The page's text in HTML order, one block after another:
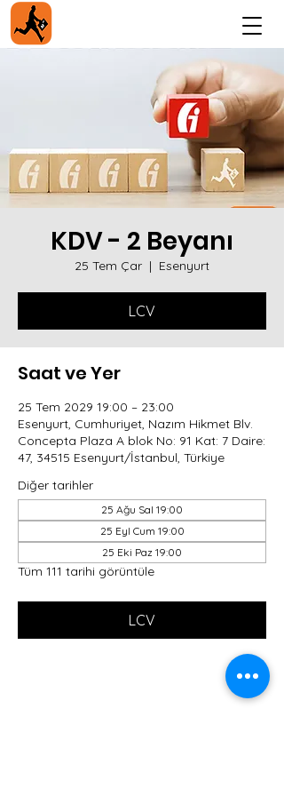
KDV - 2 Beyanı
25 Tem Çar
  |
Esenyurt
LCV
Saat ve Yer
25 Tem 2029 19:00 – 23:00
Esenyurt, Cumhuriyet, Nazım Hikmet Blv.
Concepta Plaza A blok No: 91 Kat: 7 Daire:
47, 34515 Esenyurt/İstanbul, Türkiye
Diğer tarihler
25 Ağu Sal 19:00
25 Eyl Cum 19:00
25 Eki Paz 19:00
Tüm 111 tarihi görüntüle
LCV